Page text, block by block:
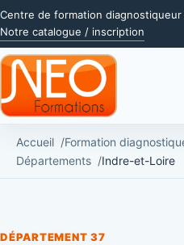
Centre de formation diagnostiqueur
Notre catalogue / inscription
Accueil
Formation
Départements
Indre-et-Loire
DÉPARTEMENT 37